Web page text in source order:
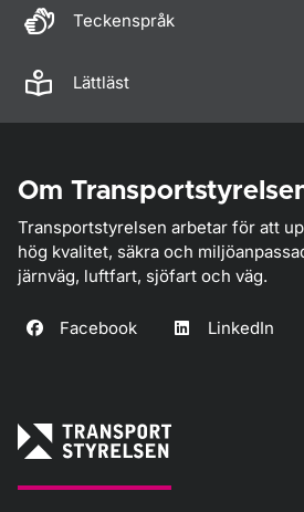
Teckenspråk
Lättläst
Om
Transportstyrelsen arbetar för att
hög kvalitet, säkra och
järnväg, luftfart, sjöfart och väg.
Facebook LinkedIn